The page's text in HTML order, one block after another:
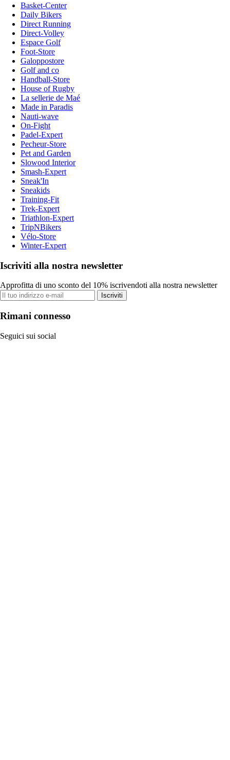
Basket-Center
Daily Bikers
Direct Running
Direct-Volley
Espace Golf
Foot-Store
Galoppostore
Golf and co
Handball-Store
House of Rugby
La sellerie de Maé
Made in Paradis
Nauti-wave
On-Fight
Padel-Expert
Pecheur-Store
Pet and Garden
Slowood Interior
Smash-Expert
Sneak'In
Sneakids
Training-Fit
Trek-Expert
Triathlon-Expert
TripNBikers
Vélo-Store
Winter-Expert
Iscriviti alla nostra newsletter
Approfitta di uno sconto del 10% iscrivendoti alla nostra newsletter
Iscriviti
Rimani connesso
Seguici sui social